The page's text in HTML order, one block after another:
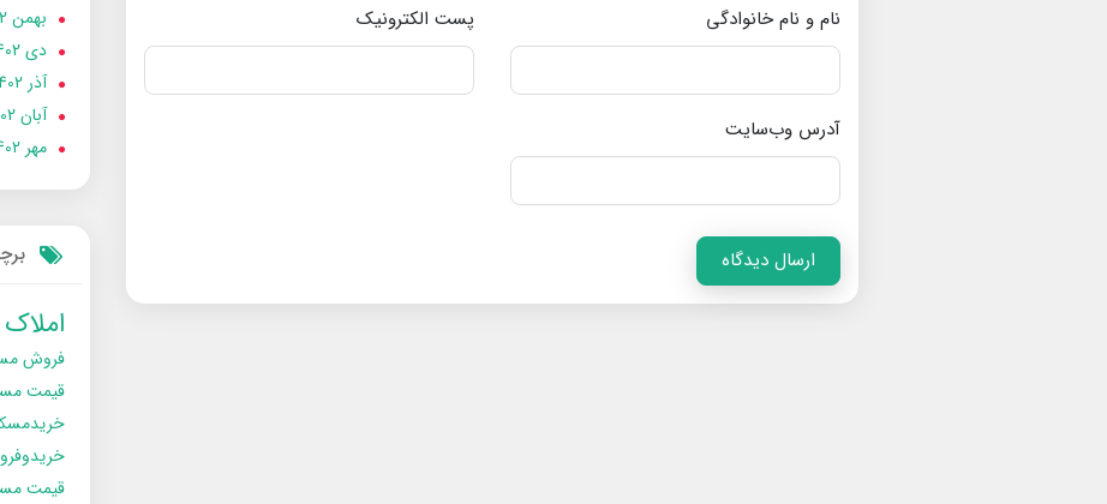
نام و نام خانوادگی پست الکترونیک
آدرس وب‌سایت
ارسال دیدگاه
بهمن 1402
دی 1402
آذر 1402
آبان 1402
مهر 1402
فروش
قیمت
قیمت